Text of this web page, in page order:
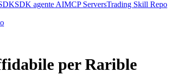
SDK agente AIMCP ServersTrading Skill Repo
per Rarible